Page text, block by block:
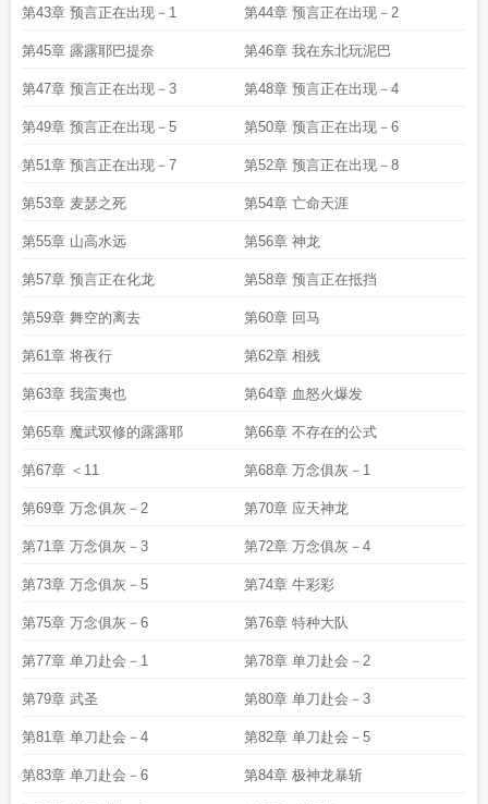
第43章 预言正在出现－1 第44章 预言正在出现－2
第45章 露露耶巴提奈 第46章 我在东北玩泥巴
第47章 预言正在出现－3 第48章 预言正在出现－4
第49章 预言正在出现－5 第50章 预言正在出现－6
第51章 预言正在出现－7 第52章 预言正在出现－8
第53章 麦瑟之死 第54章 亡命天涯
第55章 山高水远 第56章 神龙
第57章 预言正在化龙 第58章 预言正在抵挡
第59章 舞空的离去 第60章 回马
第61章 将夜行 第62章 相残
第63章 我蛮夷也 第64章 血怒火爆发
第65章 魔武双修的露露耶 第66章 不存在的公式
第67章 ＜11 第68章 万念俱灰－1
第69章 万念俱灰－2 第70章 应天神龙
第71章 万念俱灰－3 第72章 万念俱灰－4
第73章 万念俱灰－5 第74章 牛彩彩
第75章 万念俱灰－6 第76章 特种大队
第77章 单刀赴会－1 第78章 单刀赴会－2
第79章 武圣 第80章 单刀赴会－3
第81章 单刀赴会－4 第82章 单刀赴会－5
第83章 单刀赴会－6 第84章 极神龙暴斩